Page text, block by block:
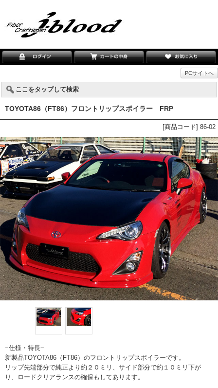
PCサイトへ
ここをタップして検索
TOYOTA86（FT86）フロントリップスポイラー FRP
[商品コード] 86-02
−仕様・特長−
新製品TOYOTA86（FT86）のフロントリップスポイラーです。
リップ先端部分で純正より約２０ミリ、サイド部分で約１０ミリ下が
り、ロードクリアランスの確保もしてあります。